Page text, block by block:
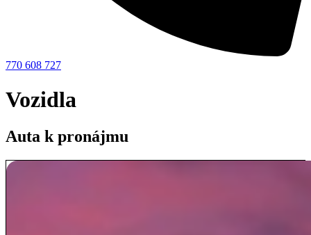
770 608 727
Vozidla
Auta k pronájmu